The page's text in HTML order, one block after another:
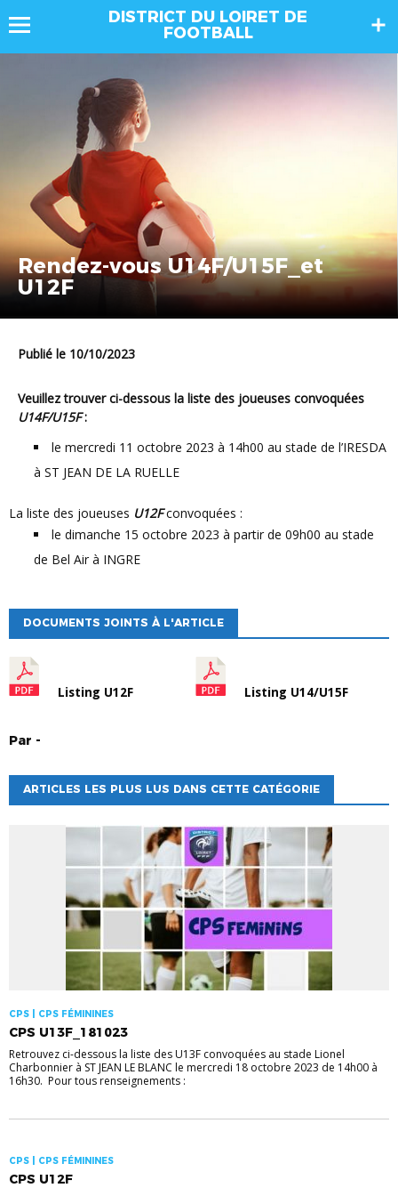
DISTRICT DU LOIRET DE
FOOTBALL
Rendez-vous U14F/U15F_et
U12F
Publié le 10/10/2023
Veuillez trouver ci-dessous la liste des joueuses convoquées
U14F/U15F :
le mercredi 11 octobre 2023 à 14h00 au stade de l’IRESDA
à ST JEAN DE LA RUELLE
La liste des joueuses U12Fconvoquées :
le dimanche 15 octobre 2023 à partir de 09h00 au stade
de Bel Air à INGRE
DOCUMENTS JOINTS À L'ARTICLE
Listing U12F Listing U14/U15F
Par -
ARTICLES LES PLUS LUS DANS CETTE CATÉGORIE
CPS | CPS FÉMININES
CPS U13F_181023
Retrouvez ci-dessous la liste des U13F convoquées au stade Lionel
Charbonnier à ST JEAN LE BLANC le mercredi 18 octobre 2023 de 14h00 à
16h30. Pour tous renseignements :
CPS | CPS FÉMININES
CPS U12F